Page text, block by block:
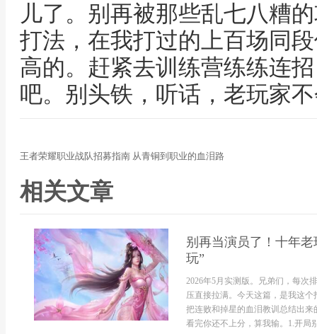
儿了。别再被那些乱七八糟
打法，在我打过的上百场同
高的。赶紧去训练营练练连
吧。别头铁，听话，老玩家
王者荣耀职业战队招募指南 从青铜到职业的血泪路
相关文章
别再当演员了！十年
玩”
2026年5月实测版。兄弟们，每次
压直接拉满。今天这篇，是我这
把连败和掉星的血泪教训总结出
看完你还不上分，算我输。1.开局